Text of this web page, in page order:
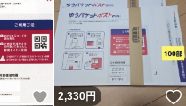
いいね！
2,330円